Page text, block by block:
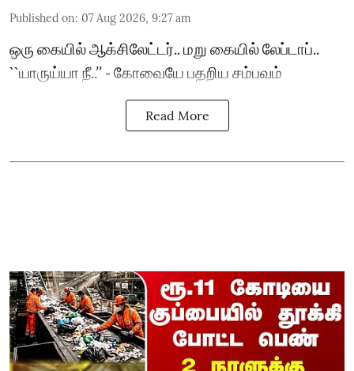
Published on: 07 Aug 2026, 9:27 am
ஒரு கையில் ஆக்சிலேட்டர்.. மறு கையில் லேப்டாப்..
``யாருய்யா நீ..’’ - கோவையே பதறிய சம்பவம்
Read More